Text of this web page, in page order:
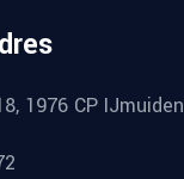
1976 CP IJmuiden